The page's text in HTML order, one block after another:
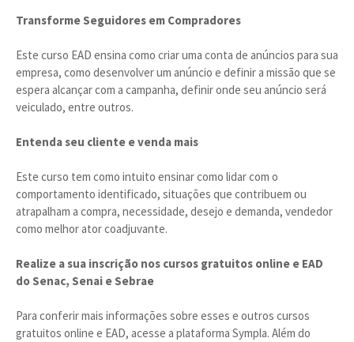
Transforme Seguidores em Compradores
Este curso EAD ensina como criar uma conta de anúncios para sua
empresa, como desenvolver um anúncio e definir a missão que se
espera alcançar com a campanha, definir onde seu anúncio será
veiculado, entre outros.
Entenda seu cliente e venda mais
Este curso tem como intuito ensinar como lidar com o
comportamento identificado, situações que contribuem ou
atrapalham a compra, necessidade, desejo e demanda, vendedor
como melhor ator coadjuvante.
Realize a sua inscrição nos cursos gratuitos online e EAD
do Senac, Senai e Sebrae
Para conferir mais informações sobre esses e outros cursos
gratuitos online e EAD, acesse a plataforma Sympla. Além do